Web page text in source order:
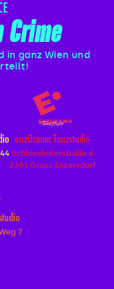
in ganz Wien und
enzOrama Tanzstudio
Schlosshoferstraße 6
2301 Gross Enzersdorf
7